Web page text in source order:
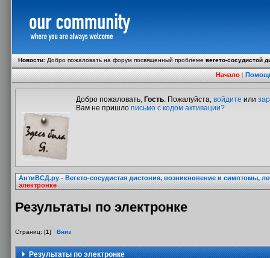
Новости:Добро пожаловать на форум посвященный проблемевегето-сосудистой
Начало|
Добро пожаловать, Гость. Пожалуйста, войдите или
Вам не пришло письмо с кодом активации?
АнтиВСД.ру - Вегето-сосудистая дистония, возникновение и симптомы,
электронке
Результаты по электронке
Страниц: [1] Вниз
Результаты по электронке